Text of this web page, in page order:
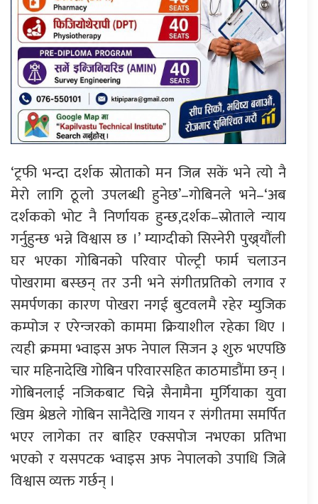
‘ट्रफी भन्दा दर्शक स्रोताको मन जित्न सकें भने त्यो नै
मेरो लागि ठूलो उपलब्धी हुनेछ’–गोबिनले भने–‘अब
दर्शकको भोट नै निर्णायक हुन्छ,दर्शक–स्रोताले न्याय
गर्नुहुन्छ भन्ने विश्वास छ ।’ म्याग्दीको सिस्नेरी पुख्र्यौंली
घर भएका गोबिनको परिवार पोल्ट्री फार्म चलाउन
पोखरामा बस्छन् तर उनी भने संगीतप्रतिको लगाव र
समर्पणका कारण पोखरा नगई बुटवलमै रहेर म्युजिक
कम्पोज र एरेन्जरको काममा क्रियाशील रहेका थिए ।
त्यही क्रममा भ्वाइस अफ नेपाल सिजन ३ शुरु भएपछि
चार महिनादेखि गोबिन परिवारसहित काठमाडौंमा छन् ।
गोबिनलाई नजिकबाट चिन्ने सैनामैना मुर्गियाका युवा
खिम श्रेष्ठले गोबिन सानैदेखि गायन र संगीतमा समर्पित
भएर लागेका तर बाहिर एक्सपोज नभएका प्रतिभा
भएको र यसपटक भ्वाइस अफ नेपालको उपाधि जित्ने
विश्वास व्यक्त गर्छन् ।